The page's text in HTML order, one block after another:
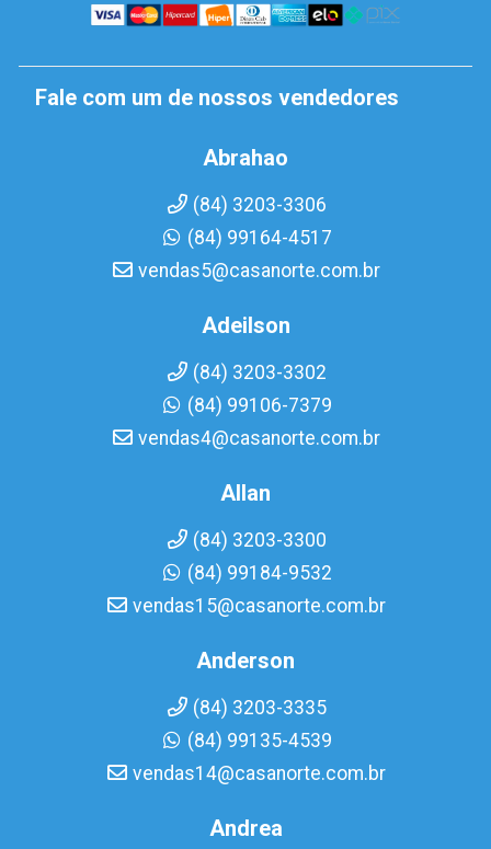
Fale com um de nossos vendedores
Abrahao
(84) 3203-3306
(84) 99164-4517
vendas5@casanorte.com.br
Adeilson
(84) 3203-3302
(84) 99106-7379
vendas4@casanorte.com.br
Allan
(84) 3203-3300
(84) 99184-9532
vendas15@casanorte.com.br
Anderson
(84) 3203-3335
(84) 99135-4539
vendas14@casanorte.com.br
Andrea